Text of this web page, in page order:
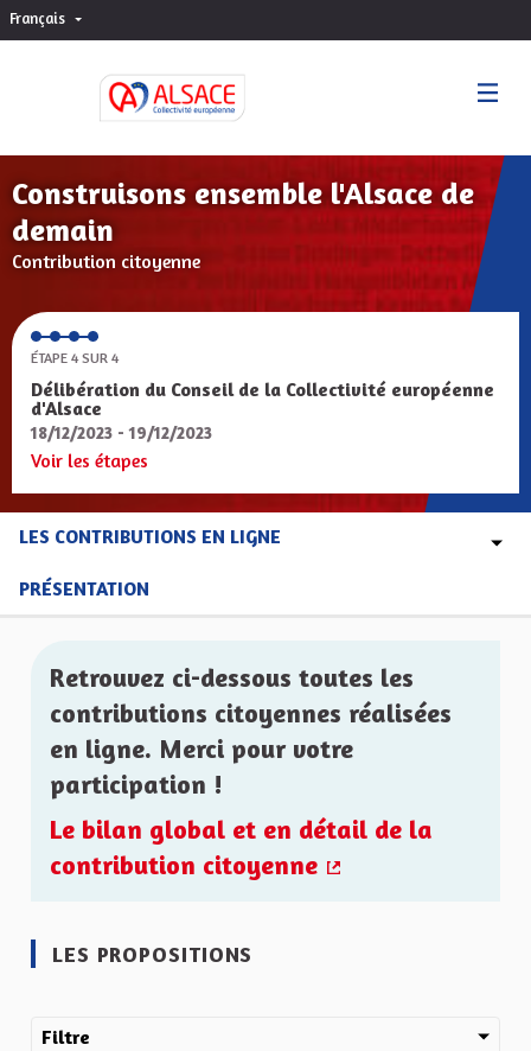
Français Choisir la langue
Construisons ensemble l'Alsace de
demain
Contribution citoyenne
ÉTAPE 4 SUR 4
Délibération du Conseil de la Collectivité européenne
d'Alsace
18/12/2023 - 19/12/2023
Voir les étapes
LES CONTRIBUTIONS EN LIGNE
PRÉSENTATION
Retrouvez ci-dessous toutes les
contributions citoyennes réalisées
en ligne. Merci pour votre
participation !
Le bilan global et en détail de la
contribution citoyenne
LES PROPOSITIONS
Filtre